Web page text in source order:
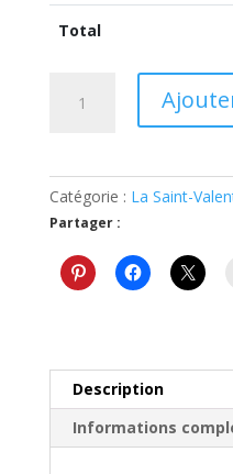
Total
initiale
cadeau
original
Saint
Valentin
Catégorie : La Saint-
Partager :
Description
Informations